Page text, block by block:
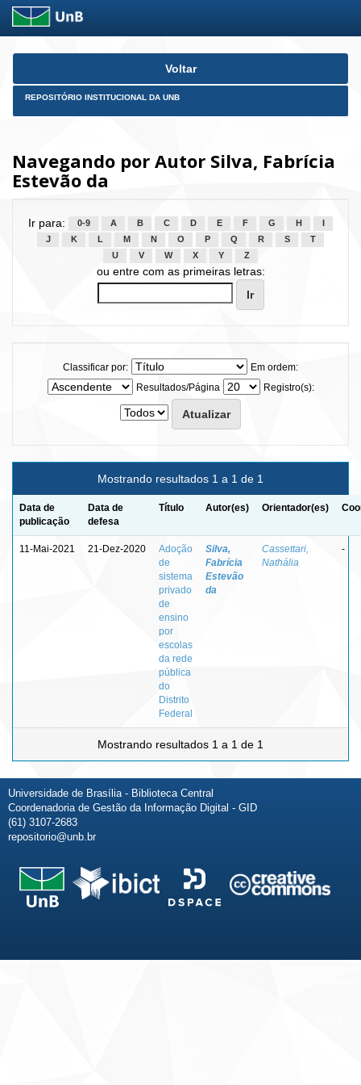
Skip
Voltar
REPOSITÓRIO INSTITUCIONAL DA UNB
Navegando por Autor Silva, Fabrícia
Estevão da
Ir para: 0-9 A B C D E F G H
J
K L M N O P Q R S
T
U
V W X Y Z
ou entre com as primeiras letras:
Classificar por:
Em ordem:
Resultados/Página
Registro(s):
Mostrando resultados 1 a 1 de 1
Data de
publicação
Data de
defesa
Título Autor(es) Orientador(es)
11-Mai-2021 21-Dez-2020
Adoção
de
sistema
privado
de
ensino
por
escolas
da rede
pública
do
Distrito
Federal
Silva,
Fabrícia
Estevão
da
Cassettari,
Nathália
-
Mostrando resultados 1 a 1 de 1
Universidade de Brasília - Biblioteca Central
Coordenadoria de Gestão da Informação Digital - GID
(61) 3107-2683
repositorio@unb.br